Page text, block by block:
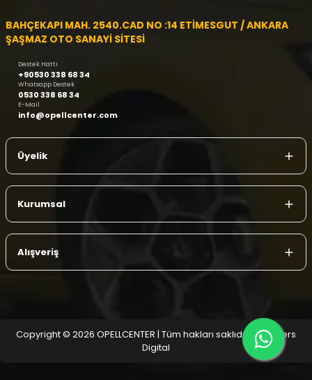
BAHÇEKAPI MAH. 2540.CAD NO :14 ETİMESGUT / ANKARA
ŞAŞMAZ OTO SANAYİ SİTESİ
Destek Hattı
+90530 338 68 34
Whatsapp Destek
0530 338 68 34
E-Mail
info@opellcenter.com
Üyelik
Kurumsal
Alışveriş
Copyright © 2026 OPELLCENTER | Tüm hakları saklıdır.
| Reliefers
Digital